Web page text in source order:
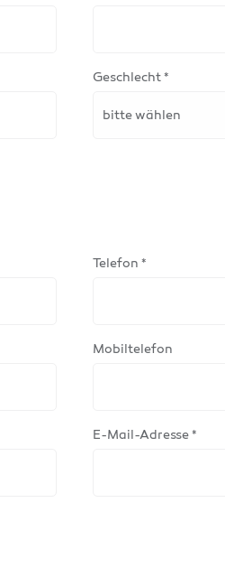
Geschlecht *
bitte wählen
Telefon *
Mobiltelefon
E-Mail-Adresse *